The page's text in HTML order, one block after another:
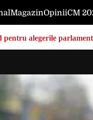
MagazinOpiniiCM
alegerile